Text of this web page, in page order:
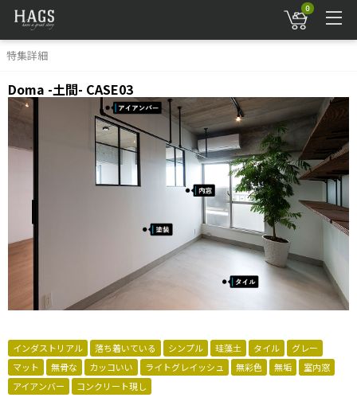
0
特集詳細
Doma -土間- CASE03
インダストリアル 落ち着いている シンプル 珪藻土 タイル
グレー
マット
無骨な カッコいい ライトグレイッシュ 無彩色 無垢
室内窓
アイアンバー
コンクリート現し